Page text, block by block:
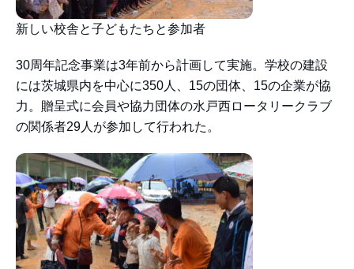
新しい校舎と子どもたちと参加者
30周年記念事業は3年前から計画して実施。学校の建設
には茨城県内を中心に350人、15の団体、15の企業が協
力。贈呈式に会員や協力団体の水戸西ロータリークラブ
の関係者29人が参加して行われた。